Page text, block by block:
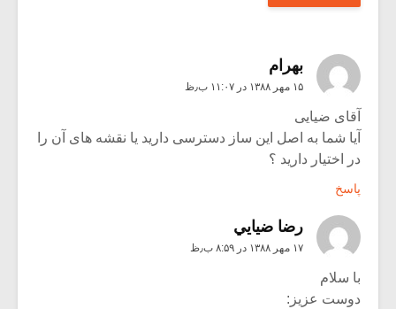
بهرام
۱۵ مهر ۱۳۸۸ در ۱۱:۰۷ ب٫ظ
آقای ضیایی
آیا شما به اصل این ساز دسترسی دارید یا نقشه های آن را
در اختیار دارید ؟
پاسخ
رضا ضيايي
۱۷ مهر ۱۳۸۸ در ۸:۵۹ ب٫ظ
با سلام
دوست عزیز: